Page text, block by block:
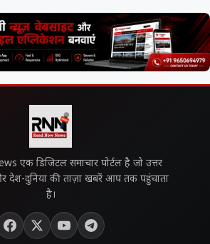
एक डिजिटल समाचार पोर्टल है जो उत्तर
देश-दुनिया की ताज़ा खबरें आप तक पहुंचाता
है।